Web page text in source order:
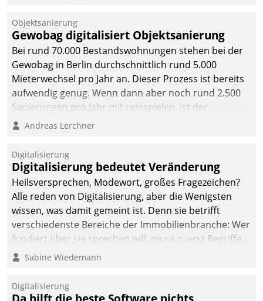
Objektsanierung
Gewobag digitalisiert Objektsanierung
Bei rund 70.000 Bestandswohnungen stehen bei der
Gewobag in Berlin durchschnittlich rund 5.000
Mieterwechsel pro Jahr an. Dieser Prozess ist bereits
aufwendig genug. Wenn dann aber noch rund 2.500
Sanierungen pro Jahr mit reinspielen, ist der
Betreuungs- und Organisationsaufwand immens. Im
kommunale Wohnungsbauunternehmen daher
gemeinsam mit der Berliner Datatrain GmbH den
Teilprozess der Objektsanierung digitalisiert.
Andreas Lerchner
Digitalisierung
Digitalisierung bedeutet Veränderung
Heilsversprechen, Modewort, großes Fragezeichen?
Alle reden von Digitalisierung, aber die Wenigsten
wissen, was damit gemeint ist. Denn sie betrifft
verschiedenste Bereiche der Immobilienbranche: Wer
fundiert über sie sprechen will, muss zuerst Begriffe
klären. Ein Aspekt ist die betriebliche Optimierung:
Einsparungen durch optimierte und automatisierte
Prozesse. Doch man darf nicht zu viel erwarten: Allein
Sabine Wiedemann
Digitalisierung